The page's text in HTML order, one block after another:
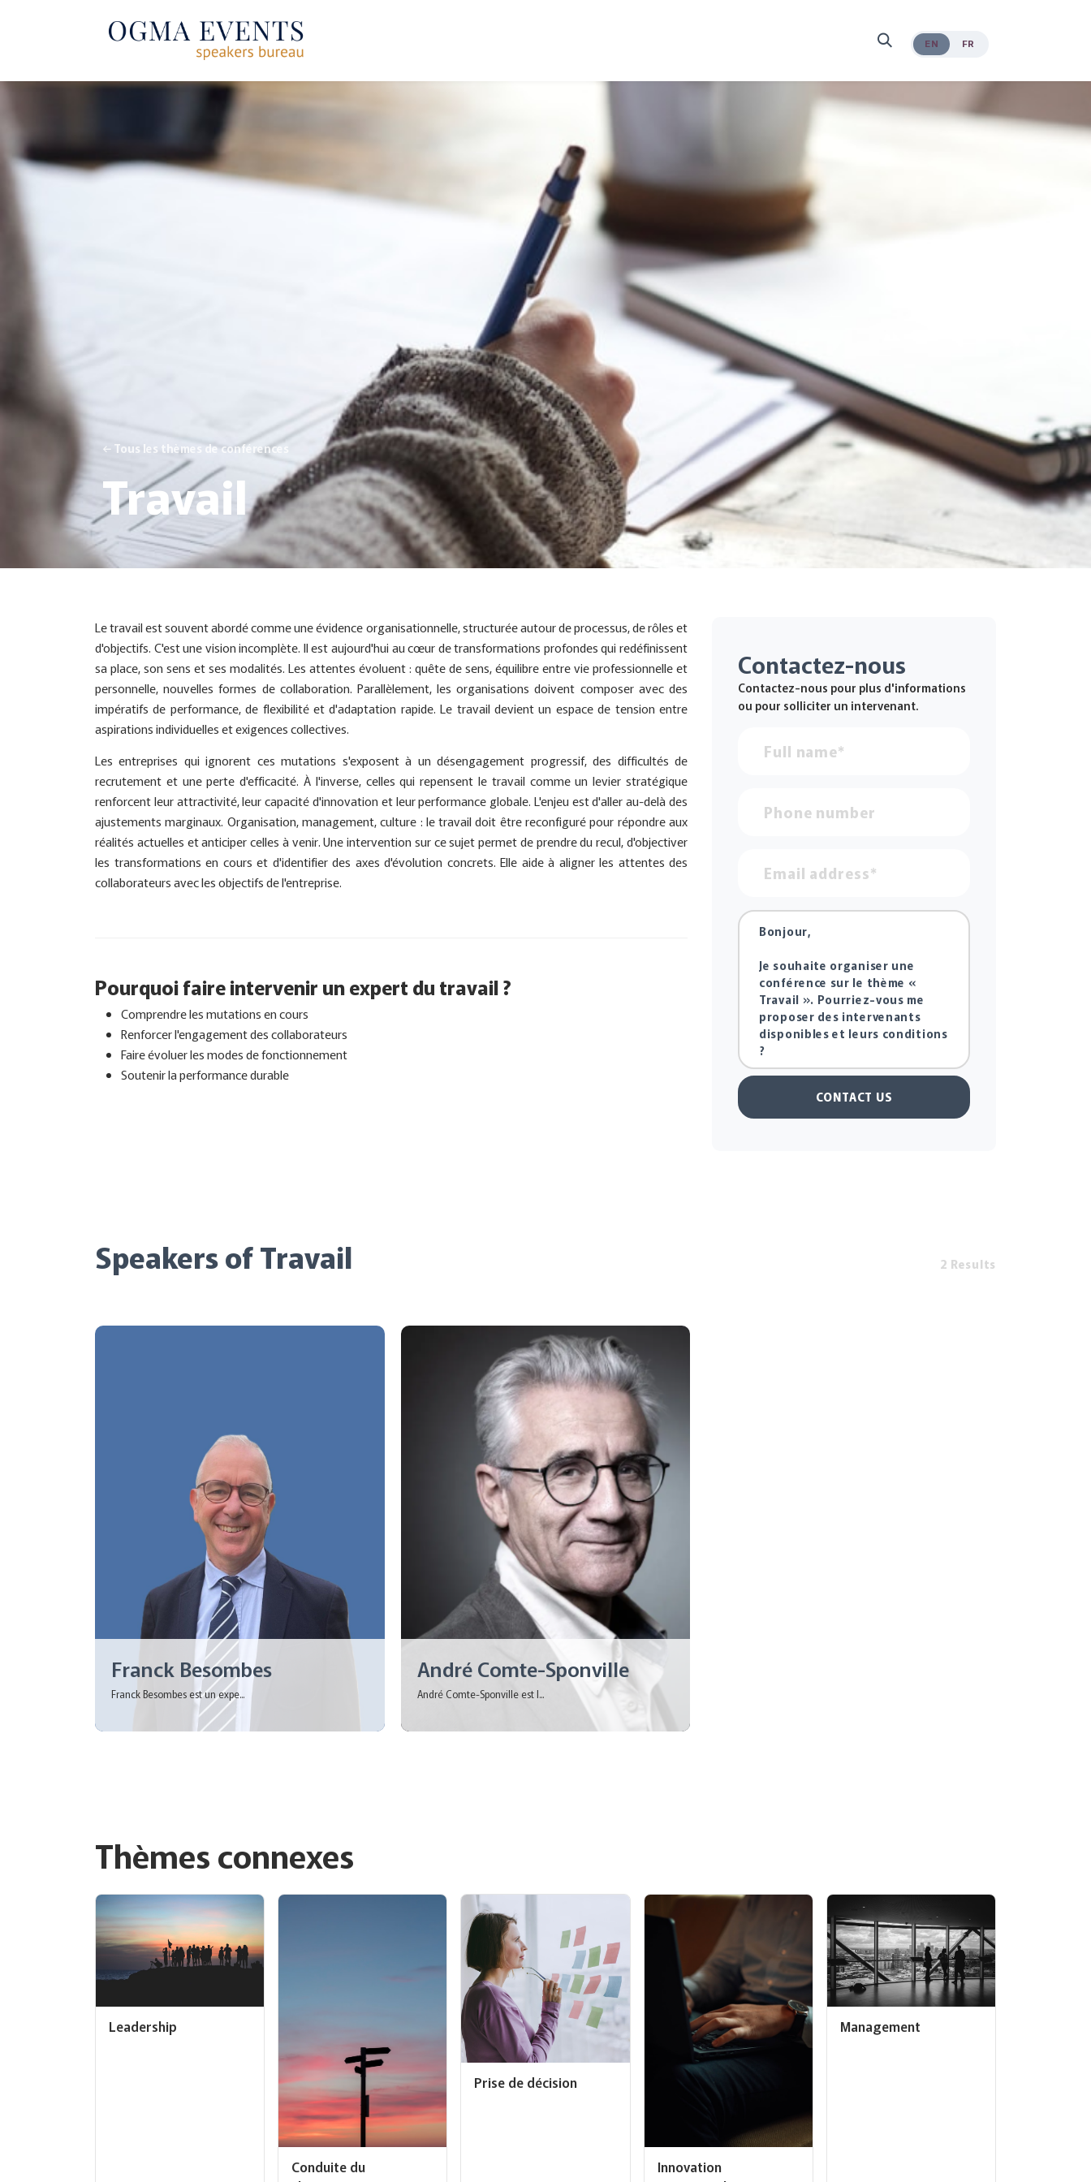
EN FR
← Tous les thèmes de conférences
Travail
Le travail est souvent abordé comme une évidence organisationnelle, structurée autour de processus, de rôles et
d'objectifs. C'est une vision incomplète. Il est aujourd'hui au cœur de transformations profondes qui redéfinissent
sa place, son sens et ses modalités. Les attentes évoluent : quête de sens, équilibre entre vie professionnelle et
personnelle, nouvelles formes de collaboration. Parallèlement, les organisations doivent composer avec des
impératifs de performance, de flexibilité et d'adaptation rapide. Le travail devient un espace de tension entre
aspirations individuelles et exigences collectives.
Les entreprises qui ignorent ces mutations s'exposent à un désengagement progressif, des difficultés de
recrutement et une perte d'efficacité. À l'inverse, celles qui repensent le travail comme un levier stratégique
renforcent leur attractivité, leur capacité d'innovation et leur performance globale. L'enjeu est d'aller au-delà des
ajustements marginaux. Organisation, management, culture : le travail doit être reconfiguré pour répondre aux
réalités actuelles et anticiper celles à venir. Une intervention sur ce sujet permet de prendre du recul, d'objectiver
les transformations en cours et d'identifier des axes d'évolution concrets. Elle aide à aligner les attentes des
collaborateurs avec les objectifs de l'entreprise.
Pourquoi faire intervenir un expert du travail ?
Comprendre les mutations en cours
Renforcer l'engagement des collaborateurs
Faire évoluer les modes de fonctionnement
Soutenir la performance durable
Contactez-nous
Contactez-nous pour plus d'informations
ou pour solliciter un intervenant.
CONTACT US
Speakers of Travail 2 Results
Franck Besombes
Franck Besombes est un expe...
André Comte-Sponville
André Comte-Sponville est l...
Thèmes connexes
Leadership
Conduite du
Prise de décision
Innovation
Management